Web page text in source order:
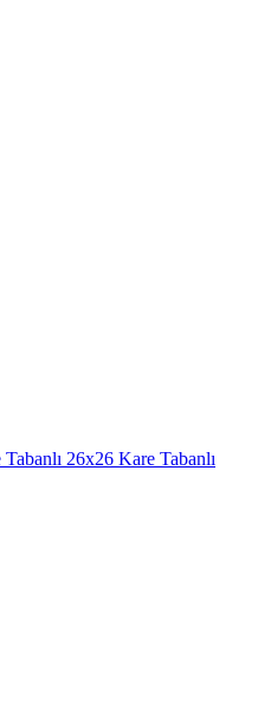
26x26 Kare Tabanlı